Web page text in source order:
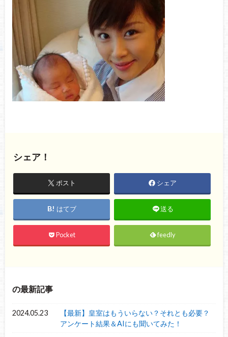
シェア！
ポスト シェア
はてブ 送る
Pocket feedly
の最新記事
2024.05.23
【最新】皇室はもういらない？それとも必要？
アンケート結果＆AIにも聞いてみた！